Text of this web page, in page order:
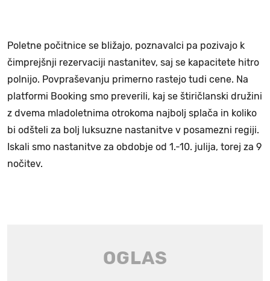
Poletne počitnice se bližajo, poznavalci pa pozivajo k
čimprejšnji rezervaciji nastanitev, saj se kapacitete hitro
polnijo. Povpraševanju primerno rastejo tudi cene. Na
platformi Booking smo preverili, kaj se štiričlanski družini
z dvema mladoletnima otrokoma najbolj splača in koliko
bi odšteli za bolj luksuzne nastanitve v posamezni regiji.
Iskali smo nastanitve za obdobje od 1.-10. julija, torej za 9
nočitev.